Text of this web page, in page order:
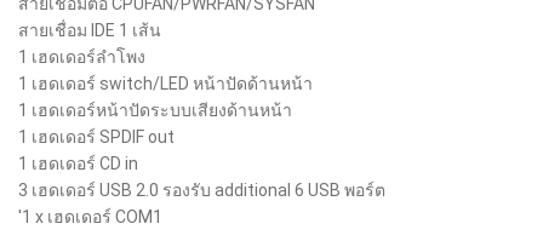
สายเชื่อม IDE 1 เส้น
1 เฮดเดอร์ลำโพง
1 เฮดเดอร์ switch/LED หน้าปัดด้านหน้า
1 เฮดเดอร์หน้าปัดระบบเสียงด้านหน้า
1 เฮดเดอร์ SPDIF out
1 เฮดเดอร์ CD in
3 เฮดเดอร์ USB 2.0 รองรับ additional 6 USB พอร์ต
'1 x เฮดเดอร์ COM1